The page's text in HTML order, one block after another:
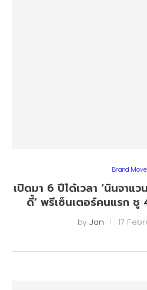
Brand
เปิดมา 6 ปีได้เวลา ‘นินจาแ
ดี้’ พรีเซ็นเตอร์คนแรก
by Jan 17